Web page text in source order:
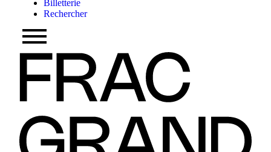
Billetterie
Rechercher